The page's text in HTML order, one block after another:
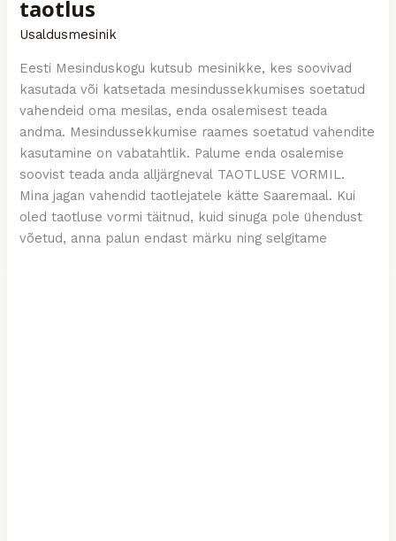
taotlus
Usaldusmesinik
Eesti Mesinduskogu kutsub mesinikke, kes soovivad
kasutada või katsetada mesindussekkumises soetatud
vahendeid oma mesilas, enda osalemisest teada
andma. Mesindussekkumise raames soetatud vahendite
kasutamine on vabatahtlik. Palume enda osalemise
soovist teada anda alljärgneval TAOTLUSE VORMIL.
Mina jagan vahendid taotlejatele kätte Saaremaal. Kui
oled taotluse vormi täitnud, kuid sinuga pole ühendust
võetud, anna palun endast märku ning selgitame